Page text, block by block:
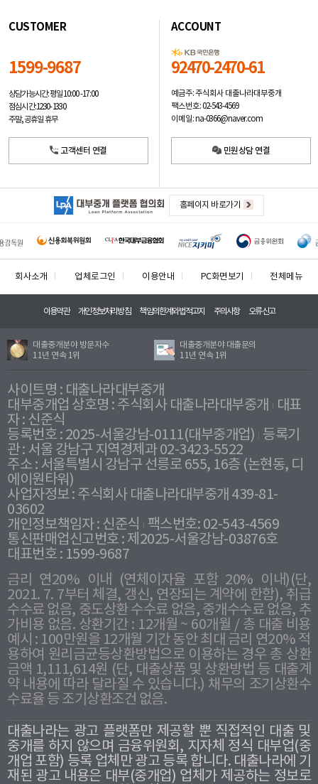
CUSTOMER
1599-9687
상담가능시간: 평일10:00 -17:00
점심시간: 12:30 - 13:30
주말, 공휴일 휴무
고객센터 연결
ACCOUNT
92470-2470-61
예금주: 주식회사 대출나라대부중개
팩스번호: 02-543-4569
이메일: na-0366@naver.com
민원상담 연결
홈페이지 바로가기
회사소개 업체로그인 이용안내 PC화면보기 전체메뉴
이용약관 개인정보처리방침 책임의한계와법적고지 주의사항 오류신고
대출중개분야 방문자수
11년 연속 1위
대출중개분야 대출문의
11년 연속 1위
사이트명 : 대출나라대부중개
대부중개업 상호명 : 주식회사 대출나라대부중개
대표
자 : 신준식
등록번호 : 2025-서울강남-0111(대부중개업) 등록기
관 : 서울 강남구 지역경제과 02-3423-5522
주소 : 서울특별시 강남구 선릉로 655, 16층 (논현동, 디
에이원타워)
사업자정보 : 주식회사 대출나라대부중개 439-81-
03602
개인정보책임자 : 신준식
팩스번호: 02-543-4569
통신판매업신고번호 : 제2025-서울강남-03876호
대표번호 : 1599-9687
금리 연20% 이내 (연체이자율 포함 20% 이내)(단,
2021. 7. 7부터 체결, 갱신, 연장되는 계약에 한함), 취급
수수료 없음, 중도상환 수수료 없음, 중개수수료 없음, 추
가비용 없음. 상환기간 : 12개월 ~ 60개월 / 총 대출 비용
예시 : 100만원을 12개월 기간 동안 최대 금리 연20% 적
용하여 원리금균등상환방법으로 이용하는 경우 총 상환
금액 1,111,614원 (단, 대출상품 및 상환방법 등 대출계
약 내용에 따라 달라질 수 있습니다.) 채무의 조기상환수
수료율 등 조기상환조건 없음.
대출나라는 광고 플랫폼만 제공할 뿐 직접적인 대출 및
중개를 하지 않으며 금융위원회, 지자체 정식 대부업(중
개업 포함) 등록 업체만 광고 등록 합니다. 대출나라에 기
재된 광고 내용은 대부(중개업) 업체가 제공하는 정보로